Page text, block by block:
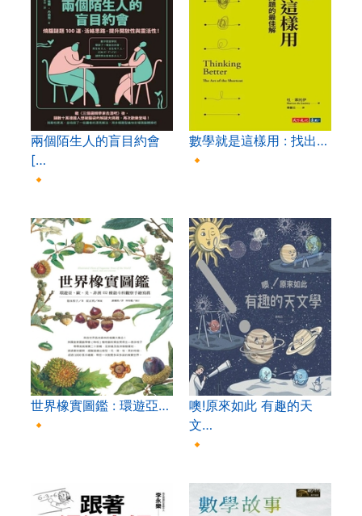
兩個陌生人的盲目約會
[…
🔸
數學就是這樣用 : 找出…
🔸
世界橡實圖鑑 : 環遊亞…
🔸
噢!原來如此 有趣的天
文…
🔸